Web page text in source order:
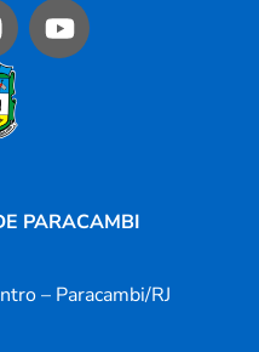
PARACAMBI
– Paracambi/RJ